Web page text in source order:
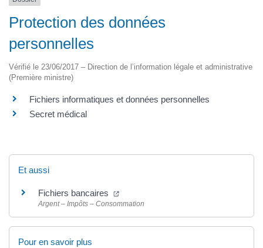
Protection des données
personnelles
Vérifié le 23/06/2017 – Direction de l’information légale et administrative
(Première ministre)
Fichiers informatiques et données personnelles
Secret médical
Et aussi
Fichiers bancaires (ouverture dans un nouvel onglet)
Argent – Impôts – Consommation
Pour en savoir plus